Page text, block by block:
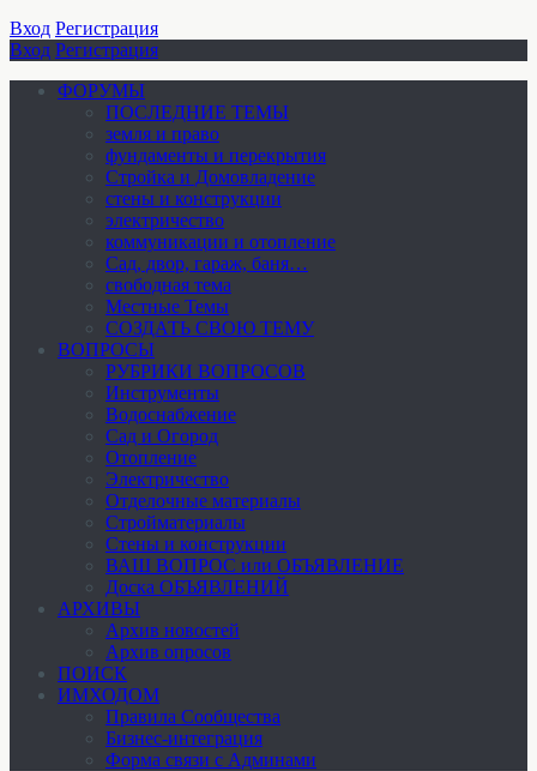
Вход Регистрация
Вход Регистрация
ФОРУМЫ
ПОСЛЕДНИЕ ТЕМЫ
земля и право
фундаменты и перекрытия
Стройка и Домовладение
стены и конструкции
электричество
коммуникации и отопление
Cад, двор, гараж, баня…
свободная тема
Местные Темы
СОЗДАТЬ СВОЮ ТЕМУ
ВОПРОСЫ
РУБРИКИ ВОПРОСОВ
Инструменты
Водоснабжение
Сад и Огород
Отопление
Электричество
Отделочные материалы
Стройматериалы
Стены и конструкции
ВАШ ВОПРОС или ОБЪЯВЛЕНИЕ
Доска ОБЪЯВЛЕНИЙ
АРХИВЫ
Архив новостей
Архив опросов
ПОИСК
ИМХОДОМ
Правила Сообщества
Бизнес-интеграция
Форма связи с Админами